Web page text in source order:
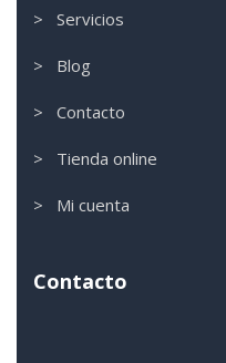
> Servicios
> Blog
> Contacto
> Tienda online
> Mi cuenta
Contacto